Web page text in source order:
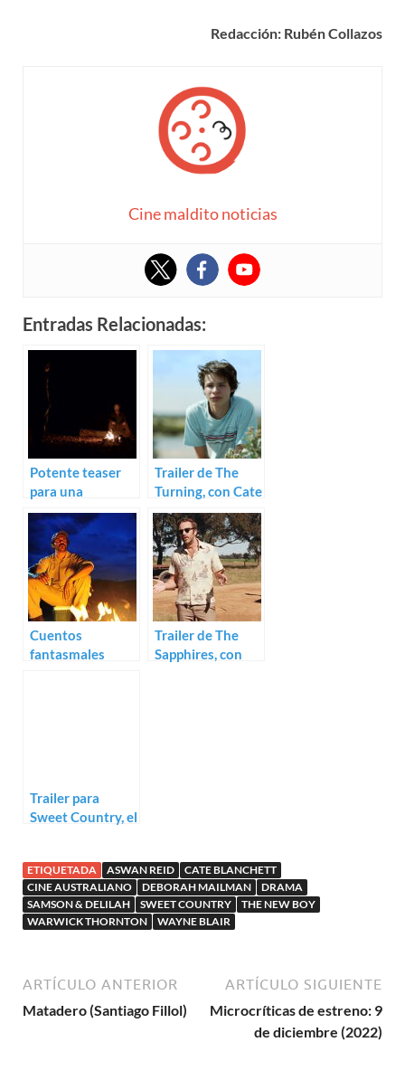
Redacción: Rubén Collazos
Cine maldito noticias
Entradas Relacionadas:
Potente teaser
para una
ambiciosa
antología
australiana: The
Turning
Trailer de The
Turning, con Cate
Blanchett y Hugo
Weaving
Cuentos
fantasmales
Trailer de The
Sapphires, con
Trailer para
Sweet Country, el
Thornton
ETIQUETADA ASWAN REID
CATE BLANCHETT
CINE AUSTRALIANO
DEBORAH MAILMAN
DRAMA
SAMSON & DELILAH
SWEET COUNTRY
THE NEW BOY
WARWICK THORNTON
WAYNE BLAIR
ARTÍCULO ANTERIOR
Matadero (Santiago Fillol)
ARTÍCULO SIGUIENTE
Microcríticas de estreno: 9
de diciembre (2022)